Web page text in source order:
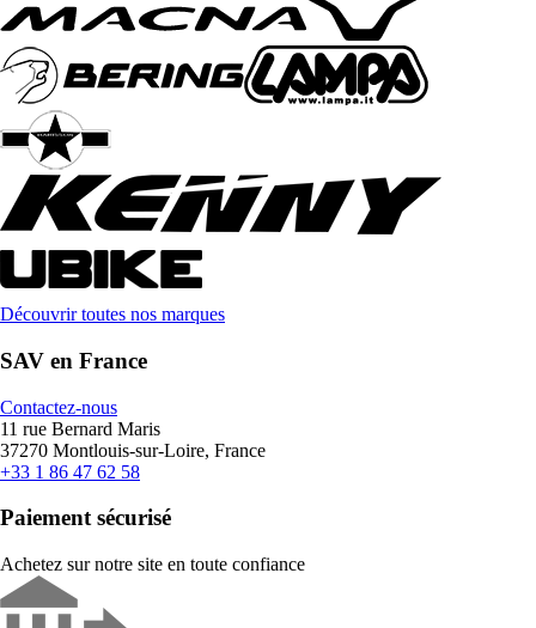
Découvrir toutes nos marques
SAV en France
Contactez-nous
11 rue Bernard Maris
37270 Montlouis-sur-Loire, France
+33 1 86 47 62 58
Paiement sécurisé
Achetez sur notre site en toute confiance